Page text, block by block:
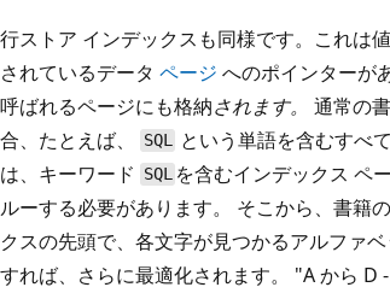
行ストア インデックスも同様です。これは
されているデータ ページ へのポインターが
呼ばれるページにも格納されます。
通常の
合、たとえば、
SQL という単語を含むすべ
は、キーワード
SQL を含むインデックス ペ
ルーする必要があります。 そこから、書籍
クスの先頭で、各文字が見つかるアルファ
すれば、さらに最適化されます。 "A から D